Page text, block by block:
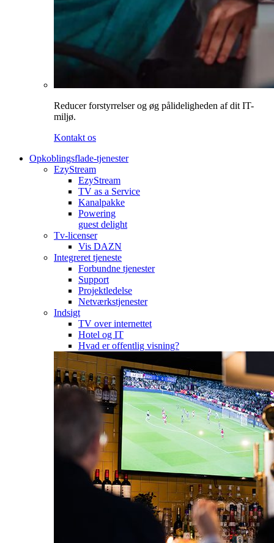
Reducer forstyrrelser og øg pålideligheden af dit IT-
miljø.
Kontakt os
Opkoblingsflade-tjenester
EzyStream
EzyStream
TV as a Service
Kanalpakke
Powering
guest delight
Tv-licenser
Vis DAZN
Integreret tjeneste
Forbundne tjenester
Support
Projektledelse
Netværkstjenester
Indsigt
TV over internettet
Hotel og IT
Hvad er offentlig visning?